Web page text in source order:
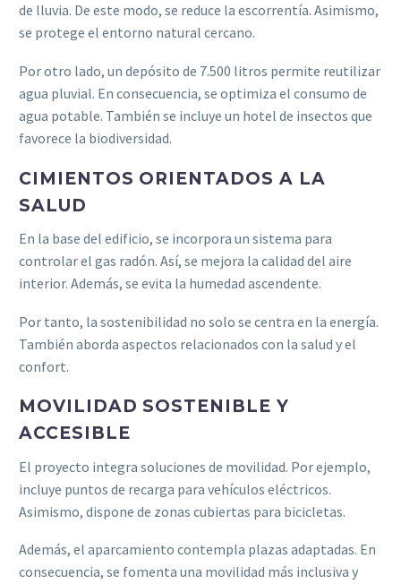
de lluvia. De este modo, se reduce la escorrentía. Asimismo,
se protege el entorno natural cercano.
Por otro lado, un depósito de 7.500 litros permite reutilizar
agua pluvial. En consecuencia, se optimiza el consumo de
agua potable. También se incluye un hotel de insectos que
favorece la biodiversidad.
CIMIENTOS ORIENTADOS A LA
SALUD
En la base del edificio, se incorpora un sistema para
controlar el gas radón. Así, se mejora la calidad del aire
interior. Además, se evita la humedad ascendente.
Por tanto, la sostenibilidad no solo se centra en la energía.
También aborda aspectos relacionados con la salud y el
confort.
MOVILIDAD SOSTENIBLE Y
ACCESIBLE
El proyecto integra soluciones de movilidad. Por ejemplo,
incluye puntos de recarga para vehículos eléctricos.
Asimismo, dispone de zonas cubiertas para bicicletas.
Además, el aparcamiento contempla plazas adaptadas. En
consecuencia, se fomenta una movilidad más inclusiva y